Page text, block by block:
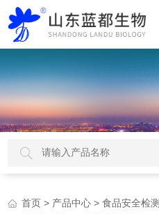
首页 > 产品中心 >食品安全检测